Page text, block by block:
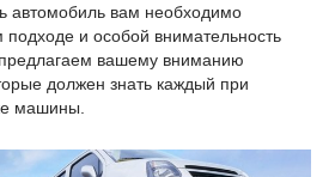
автомобиль вам необходимо
и особой внимательность
вашему вниманию
должен знать каждый при
машины.